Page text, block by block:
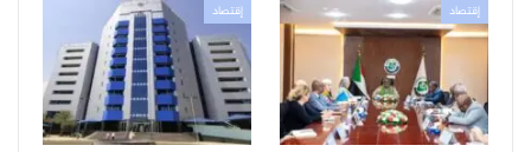
إقتصاد إقتصاد